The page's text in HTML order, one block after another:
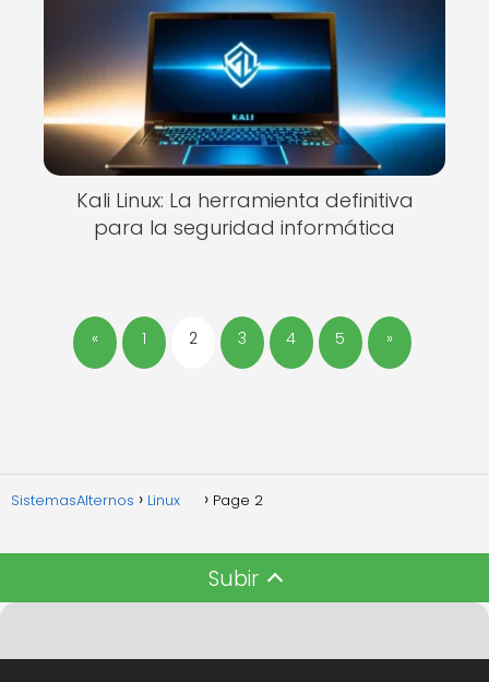
Kali Linux: La herramienta definitiva
para la seguridad informática
« 1 2 3 4 5 »
SistemasAlternos Linux Page 2
Subir